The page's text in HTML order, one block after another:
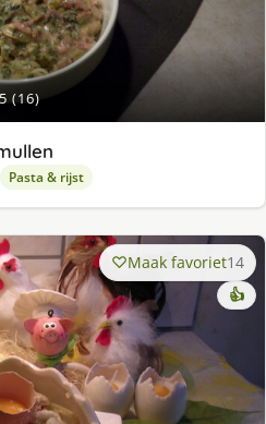
(16)
Pasta & rijst
Maak favoriet14
👍